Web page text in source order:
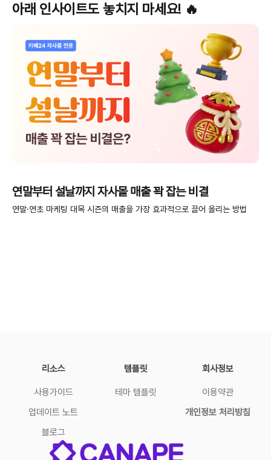
아래 인사이트도 놓치지 마세요! 🔥
연말부터 설날까지 자사몰 매출 꽉 잡는 비결
연말·연초 마케팅 대목 시즌의 매출을 가장 효과적으로 끌어 올리는 방법
리소스
사용가이드
업데이트 노트
블로그
템플릿
테마 템플릿
회사정보
이용약관
개인정보 처리방침